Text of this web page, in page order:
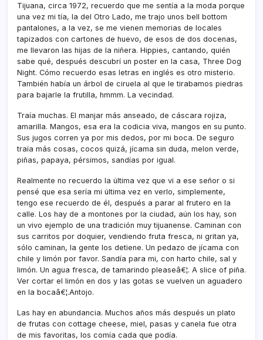
Tijuana, circa 1972, recuerdo que me sentí­a a la moda porque
una vez mi tí­a, la del Otro Lado, me trajo unos bell bottom
pantalones, a la vez, se me vienen memorias de locales
tapizados con cartones de huevo, de esos de dos docenas,
me llevaron las hijas de la niñera. Hippies, cantando, quién
sabe qué, después descubrí­ un poster en la casa, Three Dog
Night. Cómo recuerdo esas letras en inglés es otro misterio.
También habí­a un árbol de ciruela al que le tirabamos piedras
para bajarle la frutilla, hmmm. La vecindad.
Traí­a muchas. El manjar más anseado, de cáscara rojiza,
amarilla. Mangos, esa era la codicia viva, mangos en su punto.
Sus jugos corren ya por mis dedos, por mi boca. De seguro
traí­a más cosas, cocos quizá, jí­cama sin duda, melon verde,
piñas, papaya, pérsimos, sandí­as por igual.
Realmente no recuerdo la última vez que vi a ese señor o si
pensé que esa serí­a mi última vez en verlo, simplemente,
tengo ese recuerdo de él, después a parar al frutero en la
calle. Los hay de a montones por la ciudad, aún los hay, son
un vivo ejemplo de una tradición muy tijuanense. Caminan con
sus carritos por doquier, vendiendo fruta fresca, ni gritan ya,
sólo caminan, la gente los detiene. Un pedazo de jí­cama con
chile y limón por favor. Sandí­a para mi, con harto chile, sal y
limón. Un agua fresca, de tamarindo pleaseâ€¦. A slice of piña.
Ver cortar el limón en dos y las gotas se vuelven un aguadero
en la bocaâ€¦.Antojo.
Las hay en abundancia. Muchos años más después un plato
de frutas con cottage cheese, miel, pasas y canela fue otra
de mis favoritas, los comí­a cada que podí­a.